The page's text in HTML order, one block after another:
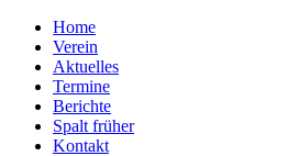
Home
Verein
Aktuelles
Termine
Berichte
Spalt früher
Kontakt